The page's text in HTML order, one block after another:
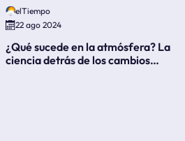
elTiempo
22 ago 2024
¿Qué sucede en la atmósfera? La
ciencia detrás de los cambios